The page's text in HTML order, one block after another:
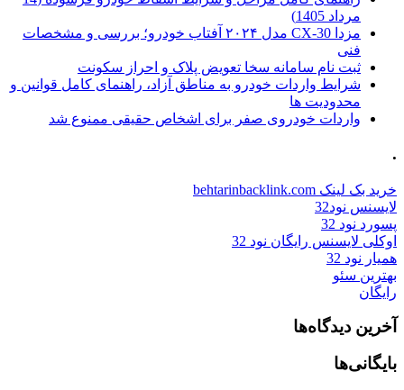
مرداد 1405)
مزدا CX-30 مدل ۲۰۲۴ آفتاب خودرو؛ بررسی و مشخصات
فنی
ثبت نام سامانه سخا تعویض پلاک و احراز سکونت
شرایط واردات خودرو به مناطق آزاد، راهنمای کامل قوانین و
محدودیت ها
واردات خودروی صفر برای اشخاص حقیقی ممنوع شد
.
خرید بک لینک behtarinbacklink.com
لایسنس نود32
پسورد نود 32
اوکلی لایسنس رایگان نود 32
همیار نود 32
بهترین سئو
رایگان
آخرین دیدگاه‌ها
بایگانی‌ها